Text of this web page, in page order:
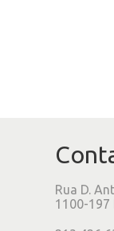
Rua D.
1100-197